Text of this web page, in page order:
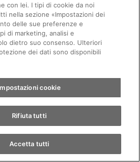
Appuntamento
Giro di prova
Trova un'auto
08:00 - 12:00
13:00 - 18:30
08:00 - 12:00
con lei. I tipi di cookie da noi
nella sezione «Impostazioni dei
delle sue preferenze e
di marketing, analisi e
dietro suo consenso. Ulteriori
dei dati sono disponibili
cookie
Rifiuta tutti
Accetta tutti